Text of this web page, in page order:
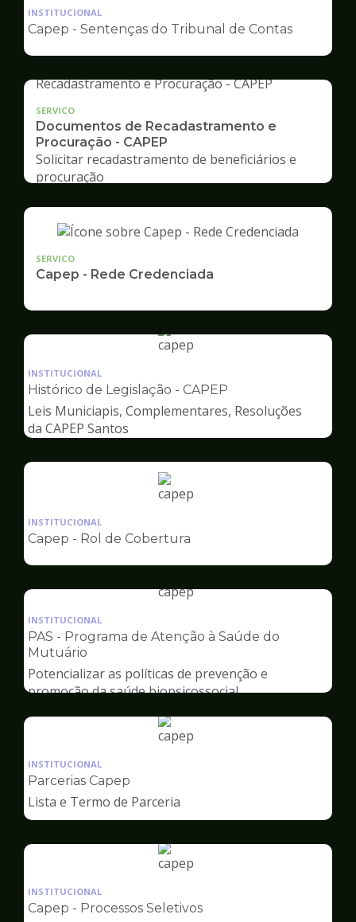
pagina
Capep
INSTITUCIONAL
Capep - Sentenças do Tribunal de Contas
SERVICO
Documentos de Recadastramento e
Procuração - CAPEP
Solicitar recadastramento de beneficiários e
procuração
SERVICO
Capep - Rede Credenciada
Ilustração
pagina
Capep
INSTITUCIONAL
Histórico de Legislação - CAPEP
Leis Municiapis, Complementares, Resoluções
da CAPEP Santos
Ilustração
pagina
Capep
INSTITUCIONAL
Capep - Rol de Cobertura
Ilustração
pagina
Capep
INSTITUCIONAL
PAS - Programa de Atenção à Saúde do
Mutuário
Potencializar as políticas de prevenção e
promoção da saúde biopsicossocial
Ilustração
Capep
INSTITUCIONAL
Parcerias Capep
Lista e Termo de Parceria
Ilustração
pagina
INSTITUCIONAL
Capep - Processos Seletivos